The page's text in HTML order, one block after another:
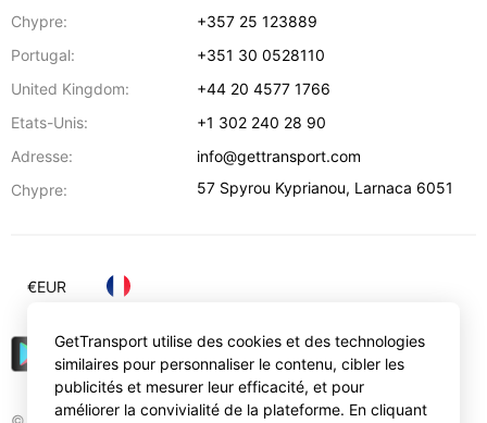
Chypre:
+357 25 123889
Portugal:
+351 30 0528110
United Kingdom:
+44 20 4577 1766
Etats-Unis:
+1 302 240 28 90
Adresse:
info@gettransport.com
Chypre:
57 Spyrou Kyprianou, Larnaca 6051
€EUR
GetTransport utilise des cookies et des technologies
similaires pour personnaliser le contenu, cibler les
publicités et mesurer leur efficacité, et pour
améliorer la convivialité de la plateforme. En cliquant